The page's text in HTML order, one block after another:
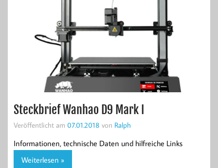
Steckbrief Wanhao D9 Mark I
Veröffentlicht am 07.01.2018 von Ralph
Informationen, technische Daten und hilfreiche Links
Weiterlesen »